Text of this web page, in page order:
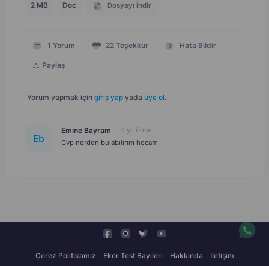
2 MB Doc Dosyayı İndir
1 Yorum 22 Teşekkür Hata Bildir
Paylaş
Yorum yapmak için giriş yap yada üye ol.
Eb
Emine Bayram
1 yıl önce
Cvp nerden bulabılırım hocam
Çerez Politikamız Eker Test Bayileri Hakkında İletişim